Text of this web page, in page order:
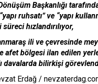
Başkanlığı
ruhsatı” ve “yapı
hızlandırılıyor,
ili ve çevresinde
afet bölgesi ilan edilen
davalarda bilirkişi
Erdağ /